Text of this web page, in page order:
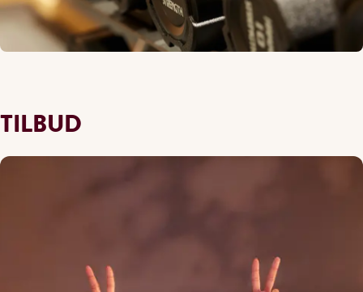
TILBUD